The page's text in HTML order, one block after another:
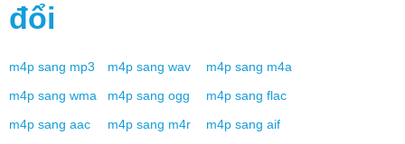
đổi
m4p sang mp3 m4p sang wav m4p sang m4a
m4p sang wma m4p sang ogg m4p sang flac
m4p sang aac m4p sang m4r m4p sang aif